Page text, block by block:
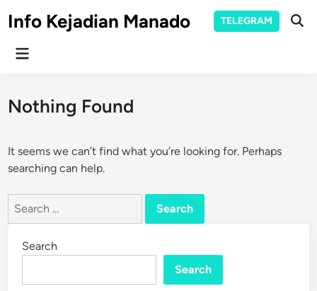
toInfo Kejadian Manado TELEGRAM
Main
Nothing Found
It seems we can’t find what you’re looking for. Perhaps
searching can help.
Search
Search
Search